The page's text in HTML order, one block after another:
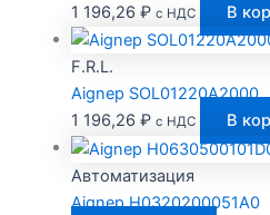
1 196,26 ₽ с НДС В
F.R.L.
Aignep SOL01220A2000
1 196,26 ₽ с НДС В
Автоматизация
Aignep H0320200051A0